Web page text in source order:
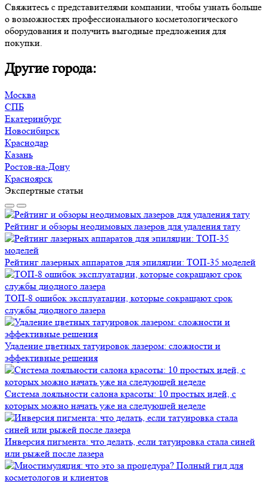
Свяжитесь с представителями компании, чтобы узнать больше
о возможностях профессионального косметологического
оборудования и получить выгодные предложения для
покупки.
Другие города:
Москва
СПБ
Екатеринбург
Новосибирск
Краснодар
Казань
Ростов-на-Дону
Красноярск
Экспертные статьи
Рейтинг и обзоры неодимовых лазеров для удаления тату
Рейтинг лазерных аппаратов для эпиляции: ТОП-35 моделей
ТОП-8 ошибок эксплуатации, которые сокращают срок
службы диодного лазера
Удаление цветных татуировок лазером: сложности и
эффективные решения
Система лояльности салона красоты: 10 простых идей, с
которых можно начать уже на следующей неделе
Инверсия пигмента: что делать, если татуировка стала синей
или рыжей после лазера